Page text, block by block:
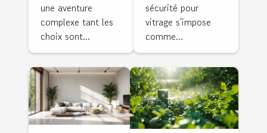
une aventure
complexe tant les
choix sont...
sécurité pour
vitrage s'impose
comme...